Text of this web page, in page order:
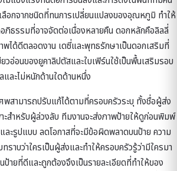
ลือกจากชนิดที่ทนการเปลี่ยนแปลงของอุณหภูมิ ทำให้
ภิธรรมที่อาจจัดต่อเนื่องหลายคืน ดอกหลักคือลิลลี่
พได้ดีตลอดงาน เดซี่และพุทธรักษาเป็นดอกเสริมที่
วอ่อนของยูคาลิปตัสและใบเฟิร์นใช้เป็นพื้นเสริมรอบ
ละไม่หนักด้านใดด้านหนึ่ง
พสามารถปรับแก้ได้ตามที่ครอบครัวระบุ ทั้งชื่อผู้ส่ง
สำหรับผู้ล่วงลับ ทีมงานจะส่งภาพป้ายให้ดูก่อนพิมพ์
ละรูปแบบ ลดโอกาสที่จะมีข้อผิดพลาดบนป้าย ความ
าบว่าใครเป็นผู้ส่งและทำให้ครอบครัวรู้ว่ามีใครมา
ป้ายที่ดีและถูกต้องจึงเป็นรายละเอียดที่ทำให้ของ